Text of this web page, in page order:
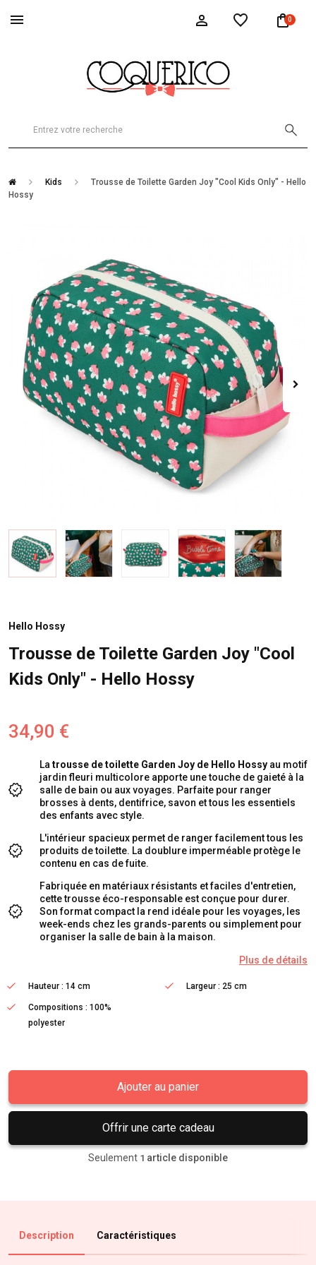
0
Kids
Trousse de Toilette Garden Joy "Cool Kids Only" - Hello
Hossy
Hello Hossy
Trousse de Toilette Garden Joy "Cool
Kids Only" - Hello Hossy
34,90 €
La trousse de toilette Garden Joy de Hello Hossy au motif
jardin fleuri multicolore apporte une touche de gaieté à la
salle de bain ou aux voyages. Parfaite pour ranger
brosses à dents, dentifrice, savon et tous les essentiels
des enfants avec style.
L'intérieur spacieux permet de ranger facilement tous les
produits de toilette. La doublure imperméable protège le
contenu en cas de fuite.
Fabriquée en matériaux résistants et faciles d'entretien,
cette trousse éco-responsable est conçue pour durer.
Son format compact la rend idéale pour les voyages, les
week-ends chez les grands-parents ou simplement pour
organiser la salle de bain à la maison.
Plus de détails
Hauteur : 14 cm Largeur : 25 cm
Compositions : 100%
polyester
Ajouter au panier
Offrir une carte cadeau
Seulement 1 article disponible
Description Caractéristiques